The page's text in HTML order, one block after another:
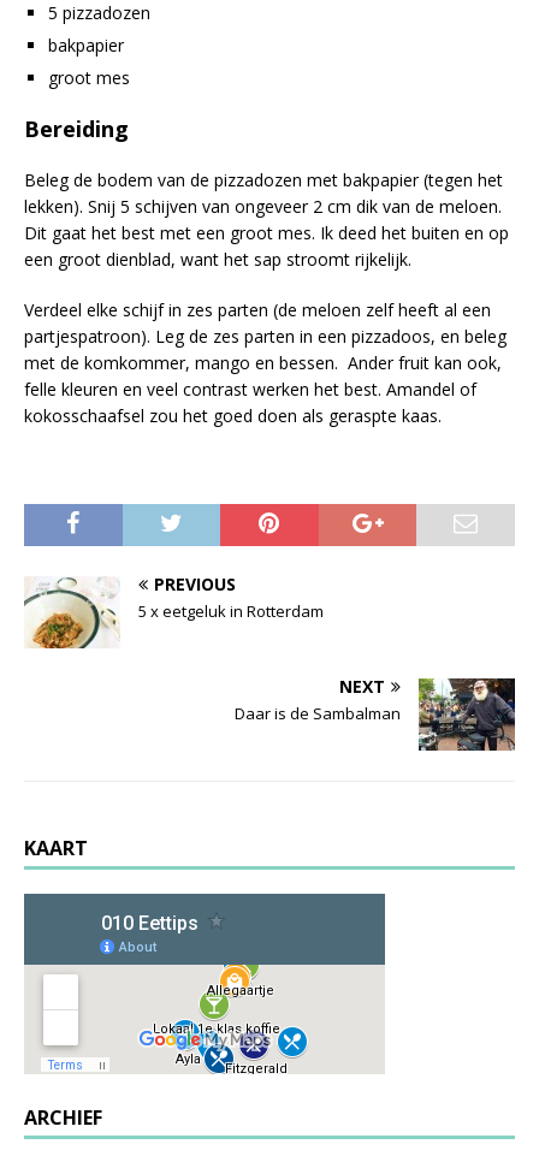
5 pizzadozen
bakpapier
groot mes
Bereiding
Beleg de bodem van de pizzadozen met bakpapier (tegen het
lekken). Snij 5 schijven van ongeveer 2 cm dik van de meloen.
Dit gaat het best met een groot mes. Ik deed het buiten en op
een groot dienblad, want het sap stroomt rijkelijk.
Verdeel elke schijf in zes parten (de meloen zelf heeft al een
partjespatroon). Leg de zes parten in een pizzadoos, en beleg
met de komkommer, mango en bessen. Ander fruit kan ook,
felle kleuren en veel contrast werken het best. Amandel of
kokosschaafsel zou het goed doen als geraspte kaas.
PREVIOUS
5 x eetgeluk in Rotterdam
NEXT
Daar is de Sambalman
KAART
ARCHIEF